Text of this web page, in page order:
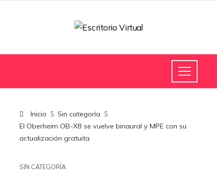
Inicio
Sin categoría
El Oberheim OB-X8 se vuelve binaural y MPE con su
actualización gratuita
SIN CATEGORÍA